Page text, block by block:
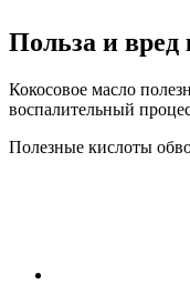
Польза и вред
Кокосовое масло
воспалительный
Полезные кислоты